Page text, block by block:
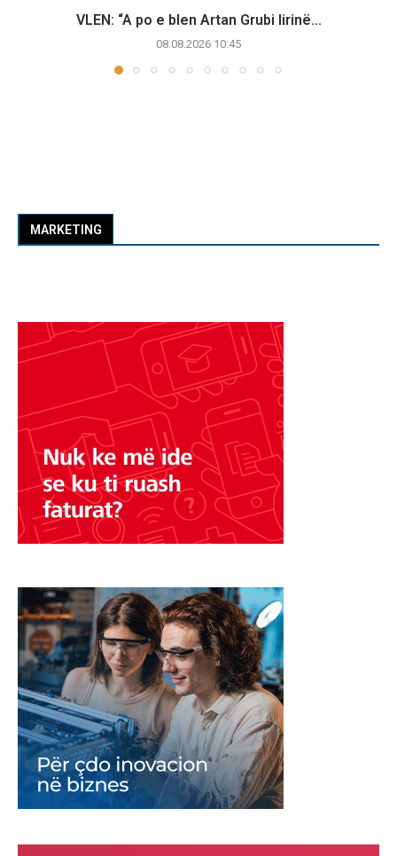
VLEN: “A po e blen Artan Grubi lirinë...
08.08.2026 10:45
MARKETING